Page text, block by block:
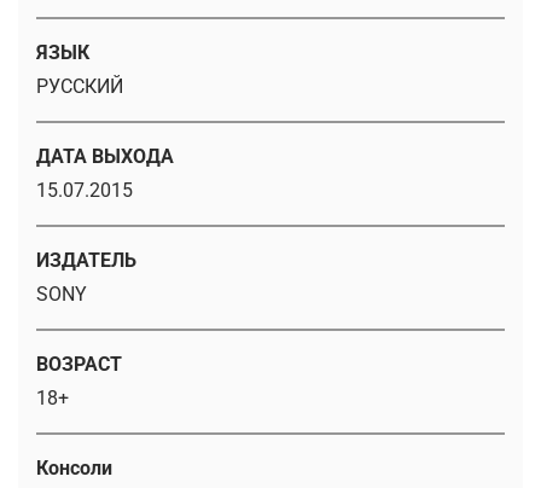
ЯЗЫК
РУССКИЙ
ДАТА ВЫХОДА
15.07.2015
ИЗДАТЕЛЬ
SONY
ВОЗРАСТ
18+
Консоли